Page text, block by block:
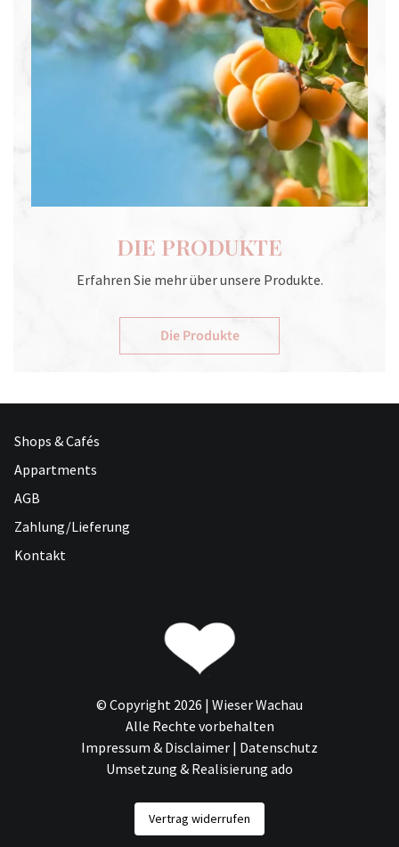
DIE PRODUKTE
Erfahren Sie mehr über unsere Produkte.
Die Produkte
Shops & Cafés
Appartments
AGB
Zahlung/Lieferung
Kontakt
© Copyright 2026 | Wieser Wachau
Alle Rechte vorbehalten
Impressum & Disclaimer | Datenschutz
Umsetzung & Realisierung ado
Vertrag widerrufen